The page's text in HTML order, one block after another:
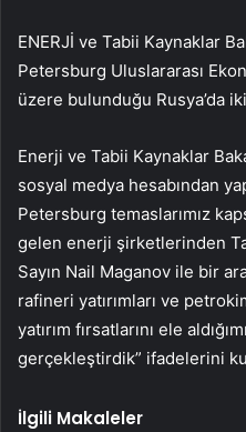
ENERJİ ve Tabii Kaynaklar
Petersburg Uluslararası
üzere bulunduğu Rusya’da
Enerji ve Tabii Kaynaklar
sosyal medya hesabından
Petersburg temaslarımız
gelen enerji şirketlerinden
Sayın Nail Maganov ile bir
rafineri yatırımları ve
yatırım fırsatlarını ele
gerçekleştirdik” ifadelerini
İlgili Makaleler